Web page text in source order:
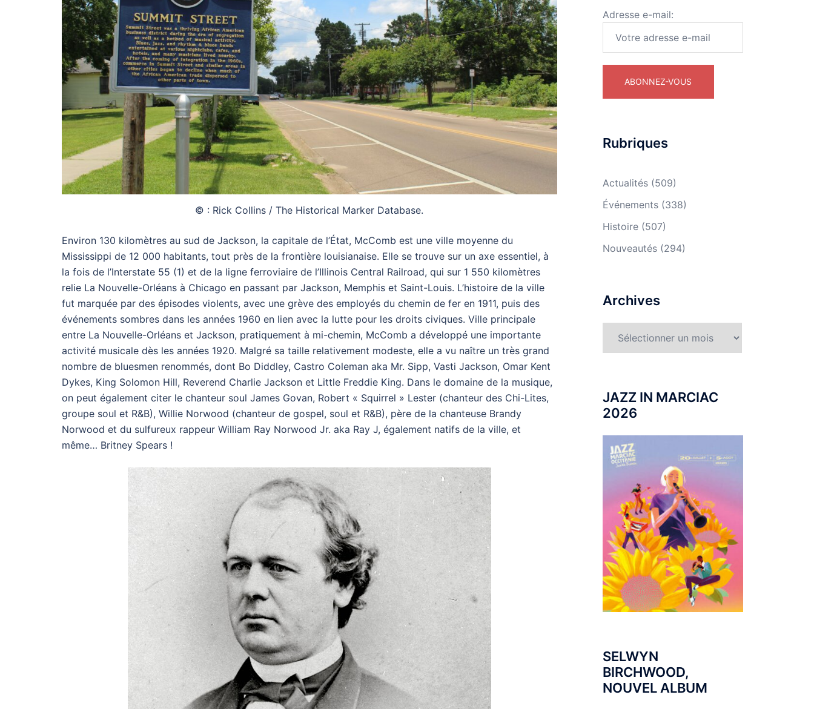
© : Rick Collins / The Historical Marker Database.
Environ 130 kilomètres au sud de Jackson, la capitale de l’État, McComb est une ville moyenne du
Mississippi de 12 000 habitants, tout près de la frontière louisianaise. Elle se trouve sur un axe essentiel, à
la fois de l’Interstate 55 (1) et de la ligne ferroviaire de l’Illinois Central Railroad, qui sur 1 550 kilomètres
relie La Nouvelle-Orléans à Chicago en passant par Jackson, Memphis et Saint-Louis. L’histoire de la ville
fut marquée par des épisodes violents, avec une grève des employés du chemin de fer en 1911, puis des
événements sombres dans les années 1960 en lien avec la lutte pour les droits civiques. Ville principale
entre La Nouvelle-Orléans et Jackson, pratiquement à mi-chemin, McComb a développé une importante
activité musicale dès les années 1920. Malgré sa taille relativement modeste, elle a vu naître un très grand
nombre de bluesmen renommés, dont Bo Diddley, Castro Coleman aka Mr. Sipp, Vasti Jackson, Omar Kent
Dykes, King Solomon Hill, Reverend Charlie Jackson et Little Freddie King. Dans le domaine de la musique,
on peut également citer le chanteur soul James Govan, Robert « Squirrel » Lester (chanteur des Chi-Lites,
groupe soul et R&B), Willie Norwood (chanteur de gospel, soul et R&B), père de la chanteuse Brandy
Norwood et du sulfureux rappeur William Ray Norwood Jr. aka Ray J, également natifs de la ville, et
même… Britney Spears !
Adresse e-mail:
Rubriques
Actualités(509)
Événements(338)
Histoire(507)
Nouveautés(294)
Archives
JAZZ IN MARCIAC
2026
SELWYN
BIRCHWOOD,
NOUVEL ALBUM